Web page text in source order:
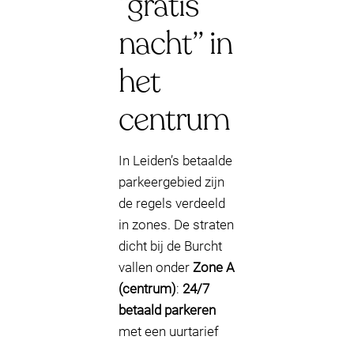
nacht” in
het
centrum
In Leiden’s betaalde
parkeergebied zijn
de regels verdeeld
in zones. De straten
dicht bij de Burcht
vallen onder Zone A
(centrum): 24/7
betaald parkeren
met een uurtarief